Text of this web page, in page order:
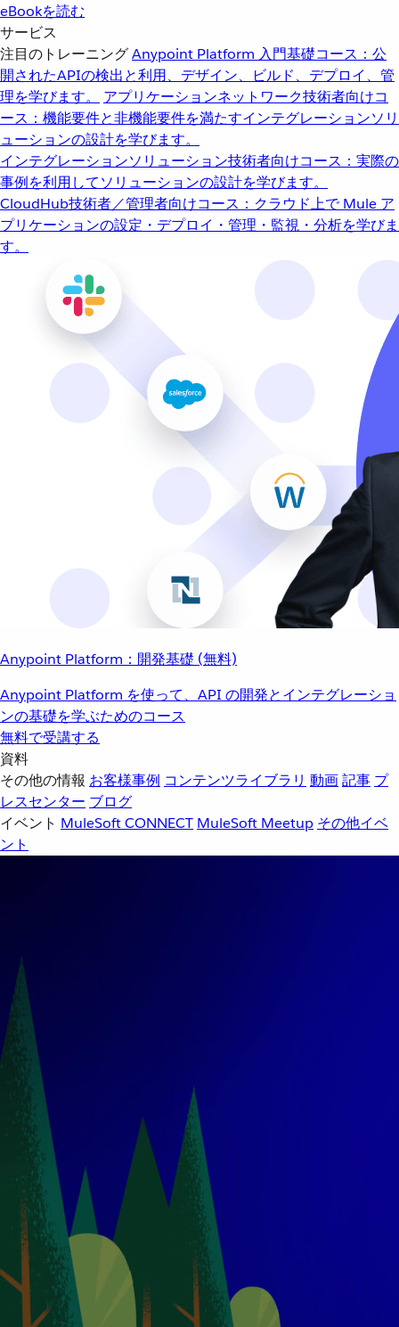
eBookを読む
サービス
注目のトレーニングAnypoint Platform 入門基礎コース：公
開されたAPIの検出と利用、デザイン、ビルド、デプロイ、管
理を学びます。
アプリケーションネットワーク技術者向けコ
ース：機能要件と非機能要件を満たすインテグレーションソリ
ューションの設計を学びます。
インテグレーションソリューション技術者向けコース：実際の
事例を利用してソリューションの設計を学びます。
CloudHub技術者／管理者向けコース：クラウド上で Mule ア
プリケーションの設定・デプロイ・管理・監視・分析を学びま
す。
Anypoint Platform：開発基礎 (無料)
Anypoint Platform を使って、API の開発とインテグレーショ
ンの基礎を学ぶためのコース
無料で受講する
資料
その他の情報 お客様事例 コンテンツライブラリ 動画記事 プ
レスセンター ブログ
イベント MuleSoft CONNECT MuleSoft Meetup その他イベ
ント